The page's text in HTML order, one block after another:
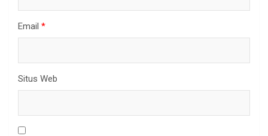
Email *
Situs Web